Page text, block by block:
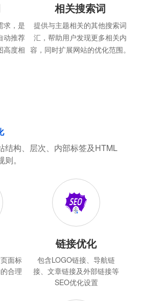
求，是
动推荐
高度相
相关搜索词
提供与主题相关的其他搜索词
汇，帮助用户发现更多相关内
容，同时扩展网站的优化范围。
结构、层次、内部标签及HTML
。
面标
合理
链接优化
包含LOGO链接、导航链
接、文章链接及外部链接等
SEO优化设置